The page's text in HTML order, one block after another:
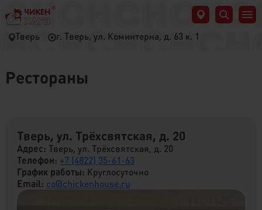
Тверь г. Тверь, ул. Коминтерна, д. 63 к. 1
Рестораны
Тверь, ул. Трёхсвятская, д. 20
Адрес: Тверь, ул. Трёхсвятская, д. 20
Телефон: +7 (4822) 35-61-63
График работы: Круглосуточно
Email: co@chickenhouse.ru